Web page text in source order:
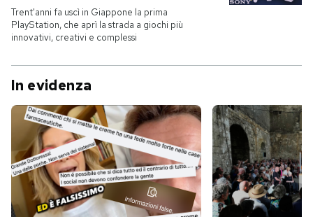
Trent'anni fa uscì in Giappone la prima
PlayStation, che aprì la strada a giochi più
innovativi, creativi e complessi
In evidenza